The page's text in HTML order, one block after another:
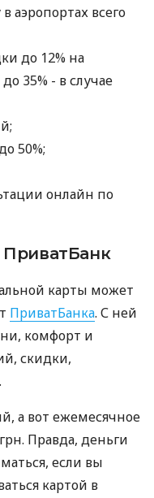
аэропортах всего
до 12% на
35% - в случае
50%;
онлайн по
ПриватБанк
карты может
ПриватБанка. С ней
комфорт и
скидки,
а вот ежемесячное
Правда, деньги
если вы
картой в